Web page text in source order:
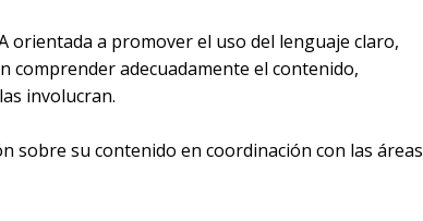
orientada a promover el uso del lenguaje claro,
comprender adecuadamente el contenido,
involucran.
sobre su contenido en coordinación con las áreas